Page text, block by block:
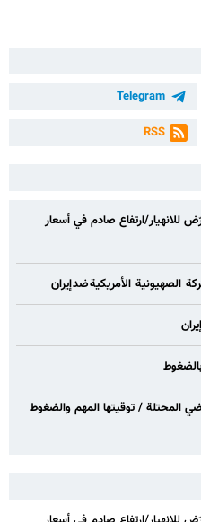
Telegram
RSS
للانهيار/ارتفاع صادم في أسعار
الأمريكية ضد إيران
بالضغوط
المحتلة / توقيتها المهم والضغوط